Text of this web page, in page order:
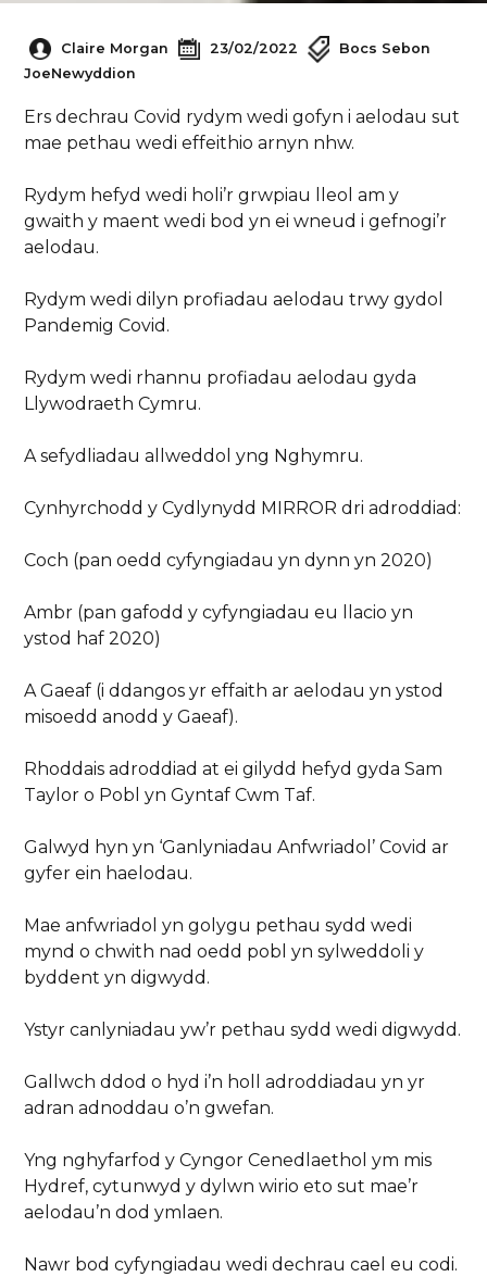
Claire Morgan 23/02/2022
Bocs Sebon
JoeNewyddion
Ers dechrau Covid rydym wedi gofyn i aelodau sut
mae pethau wedi effeithio arnyn nhw.
Rydym hefyd wedi holi’r grwpiau lleol am y
gwaith y maent wedi bod yn ei wneud i gefnogi’r
aelodau.
Rydym wedi dilyn profiadau aelodau trwy gydol
Pandemig Covid.
Rydym wedi rhannu profiadau aelodau gyda
Llywodraeth Cymru.
A sefydliadau allweddol yng Nghymru.
Cynhyrchodd y Cydlynydd MIRROR dri adroddiad:
Coch (pan oedd cyfyngiadau yn dynn yn 2020)
Ambr (pan gafodd y cyfyngiadau eu llacio yn
ystod haf 2020)
A Gaeaf (i ddangos yr effaith ar aelodau yn ystod
misoedd anodd y Gaeaf).
Rhoddais adroddiad at ei gilydd hefyd gyda Sam
Taylor o Pobl yn Gyntaf Cwm Taf.
Galwyd hyn yn ‘Ganlyniadau Anfwriadol’ Covid ar
gyfer ein haelodau.
Mae anfwriadol yn golygu pethau sydd wedi
mynd o chwith nad oedd pobl yn sylweddoli y
byddent yn digwydd.
Ystyr canlyniadau yw’r pethau sydd wedi digwydd.
Gallwch ddod o hyd i’n holl adroddiadau yn yr
adran adnoddau o’n gwefan.
Yng nghyfarfod y Cyngor Cenedlaethol ym mis
Hydref, cytunwyd y dylwn wirio eto sut mae’r
aelodau’n dod ymlaen.
Nawr bod cyfyngiadau wedi dechrau cael eu codi.